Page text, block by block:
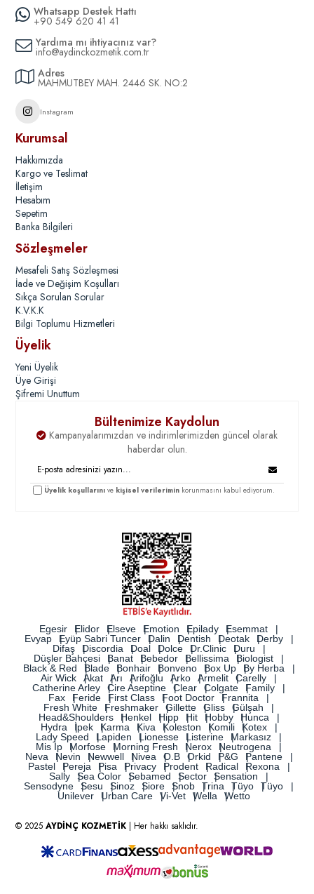
Whatsapp Destek Hattı
+90 549 620 41 41
Yardıma mı ihtiyacınız var?
info@aydinckozmetik.com.tr
Adres
MAHMUTBEY MAH. 2446 SK. NO:2
Instagram
Kurumsal
Hakkımızda
Kargo ve Teslimat
İletişim
Hesabım
Sepetim
Banka Bilgileri
Sözleşmeler
Mesafeli Satış Sözleşmesi
İade ve Değişim Koşulları
Sıkça Sorulan Sorular
K.V.K.K
Bilgi Toplumu Hizmetleri
Üyelik
Yeni Üyelik
Üye Girişi
Şifremi Unuttum
Bültenimize Kaydolun
Kampanyalarımızdan ve indirimlerimizden güncel olarak
haberdar olun.
Üyelik koşullarını ve kişisel verilerimin korunmasını kabul ediyorum.
Egesir Elidor Elseve Emotion Epilady
Esemmat
Evyap
Eyüp Sabri Tuncer Dalin Dentish Deotak
Derby
Difaş
Discordia Doal Dolce Dr.Clinic
Duru
Düşler Bahçesi
Banat Bebedor Bellissima
Biologist
Black & Red
Blade Bonhair Bonveno Box Up
By Herba
Air Wick
Akat Arı Arifoğlu Arko Armelit
Carelly
Catherine Arley
Cire Aseptine Clear Colgate
Family
Fax
Feride First Class Foot Doctor
Frannita
Fresh White
Freshmaker Gillette Gliss
Gülşah
Head&Shoulders
Henkel Hipp Hit Hobby
Hunca
Hydra
İpek Karma Kiva Koleston Komili
Kotex
Lady Speed
Lapiden Lionesse Listerine
Markasız
Mis İp
Morfose Morning Fresh Nerox
Neutrogena
Neva
Nevin Newwell Nivea O.B Orkid P&G
Pantene
Pastel
Pereja Pisa Privacy Prodent Radical
Rexona
Sally
Sea Color Sebamed Sector
Sensation
Sensodyne
Sesu Sinoz Siore Snob Trina Tüyo
Tüyo
Unilever
Urban Care Vi-Vet Wella Wetto
© 2025AYDİNÇ KOZMETİK | Her hakkı saklıdır.